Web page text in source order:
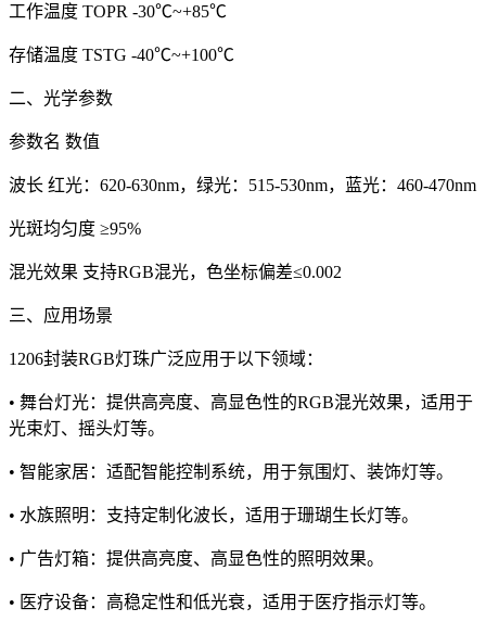
工作温度 TOPR -30℃~+85℃
存储温度 TSTG -40℃~+100℃
二、光学参数
参数名 数值
波长 红光：620-630nm，绿光：515-530nm，蓝光：460-470nm
光斑均匀度 ≥95%
混光效果 支持RGB混光，色坐标偏差≤0.002
三、应用场景
1206封装RGB灯珠广泛应用于以下领域：
• 舞台灯光：提供高亮度、高显色性的RGB混光效果，适用于
光束灯、摇头灯等。
• 智能家居：适配智能控制系统，用于氛围灯、装饰灯等。
• 水族照明：支持定制化波长，适用于珊瑚生长灯等。
• 广告灯箱：提供高亮度、高显色性的照明效果。
• 医疗设备：高稳定性和低光衰，适用于医疗指示灯等。